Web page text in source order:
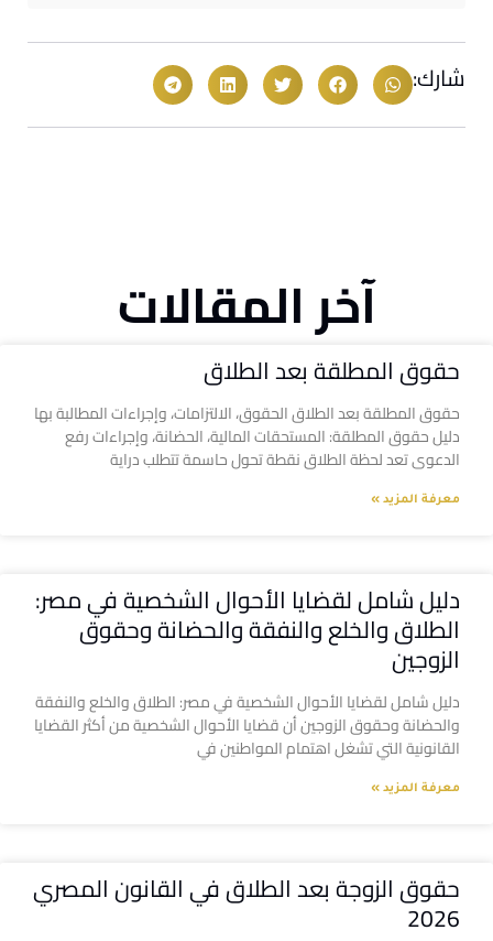
شارك:
آخر المقالات
حقوق المطلقة بعد الطلاق
حقوق المطلقة بعد الطلاق الحقوق، الالتزامات، وإجراءات المطالبة بها
دليل حقوق المطلقة: المستحقات المالية، الحضانة، وإجراءات رفع
الدعوى تعد لحظة الطلاق نقطة تحول حاسمة تتطلب دراية
معرفة المزيد »
دليل شامل لقضايا الأحوال الشخصية في مصر:
الطلاق والخلع والنفقة والحضانة وحقوق
الزوجين
دليل شامل لقضايا الأحوال الشخصية في مصر: الطلاق والخلع والنفقة
والحضانة وحقوق الزوجين أن قضايا الأحوال الشخصية من أكثر القضايا
القانونية التي تشغل اهتمام المواطنين في
معرفة المزيد »
حقوق الزوجة بعد الطلاق في القانون المصري
2026